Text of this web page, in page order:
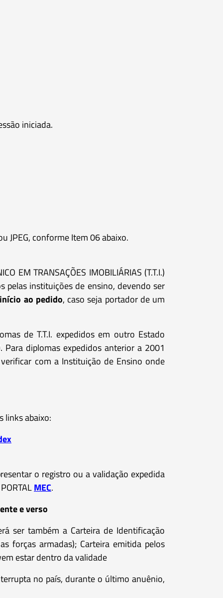
iniciada.
JPEG, conforme Item 06 abaixo.
EM TRANSAÇÕES IMOBILIÁRIAS (T.T.I.)
pelas instituições de ensino, devendo ser
ao pedido, caso seja portador de um
de T.T.I. expedidos em outro Estado
Para diplomas expedidos anterior a 2001
com a Instituição de Ensino onde
links abaixo:
o registro ou a validação expedida
MEC.
e verso
ser também a Carteira de Identificação
forças armadas); Carteira emitida pelos
estar dentro da validade
no país, durante o último anuênio,